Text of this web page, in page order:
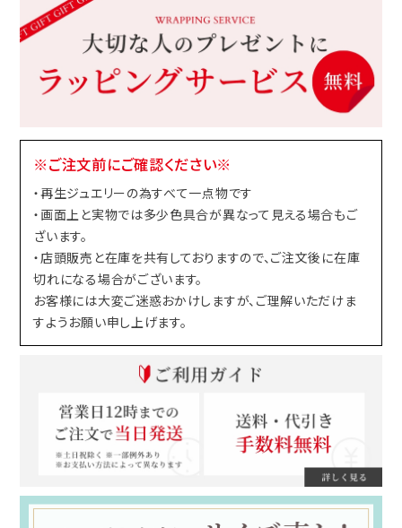
※ご注文前にご確認ください※
・再生ジュエリーの為すべて一点物です
・画面上と実物では多少色具合が異なって見える場合もご
ざいます。
・店頭販売と在庫を共有しておりますので、ご注文後に在庫
切れになる場合がございます。
お客様には大変ご迷惑おかけしますが、ご理解いただけま
すようお願い申し上げます。